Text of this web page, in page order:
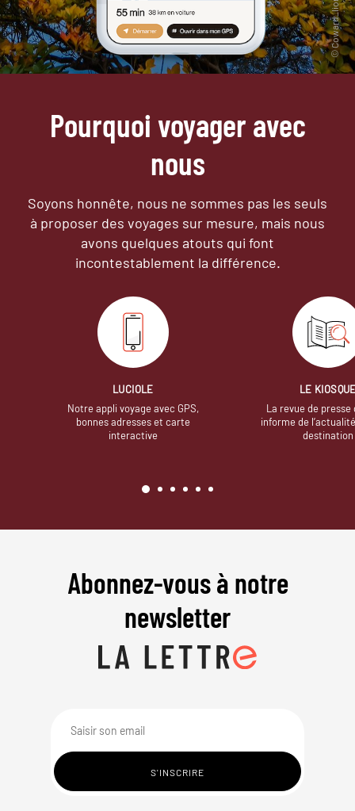
Pourquoi voyager avec
nous
Soyons honnête, nous ne sommes pas les seuls
à proposer des voyages sur mesure, mais nous
avons quelques atouts qui font
incontestablement la différence.
LUCIOLE
Notre appli voyage avec GPS,
bonnes adresses et carte
interactive
LE
La revue de presse
informe de
destination
Abonnez-vous à notre
newsletter